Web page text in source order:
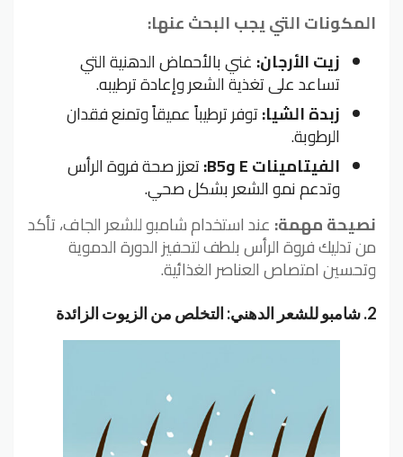
المكونات التي يجب البحث عنها:
زيت الأرجان: غني بالأحماض الدهنية التي
تساعد على تغذية الشعر وإعادة ترطيبه.
زبدة الشيا:توفر ترطيباً عميقاً وتمنع فقدان
الرطوبة.
الفيتامينات E وB5:
تعزز صحة فروة الرأس
وتدعم نمو الشعر بشكل صحي.
نصيحة مهمة: عند استخدام شامبو للشعر الجاف، تأكد
من تدليك فروة الرأس بلطف لتحفيز الدورة الدموية
وتحسين امتصاص العناصر الغذائية.
2. شامبو للشعر الدهني: التخلص من الزيوت الزائدة